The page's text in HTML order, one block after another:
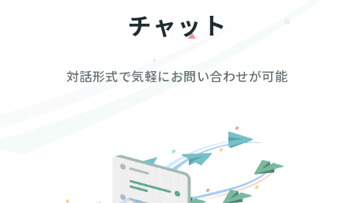
チャット
対話形式で気軽にお問い合わせが可能